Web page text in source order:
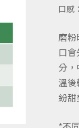
口感
磨
口
分
溫後
紛甜